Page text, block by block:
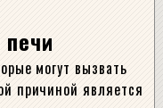
могут вызвать
причиной является